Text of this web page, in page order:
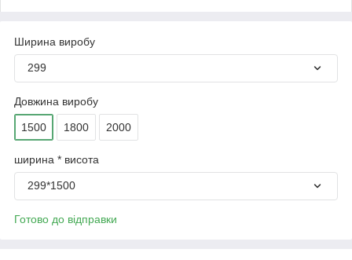
Ширина виробу
299
Довжина виробу
1500 1800 2000
ширина * висота
299*1500
Готово до відправки